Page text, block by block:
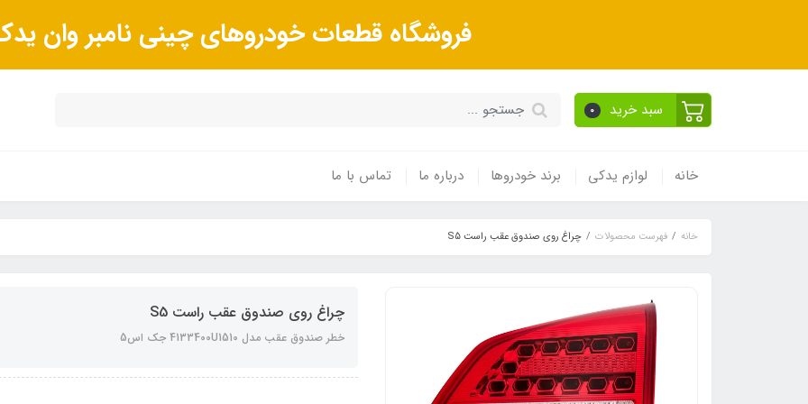
فروشگاه قطعات خودروهای چینی نامبر وان
سبد خرید 0
خانه لوازم یدکی برند خودروها درباره ما تماس با ما
خانه فهرست محصولات چراغ روی صندوق عقب راست S5
چراغ روی صندوق عقب راست S5
خطر صندوق عقب مدل 4133400U1510 جک اس5